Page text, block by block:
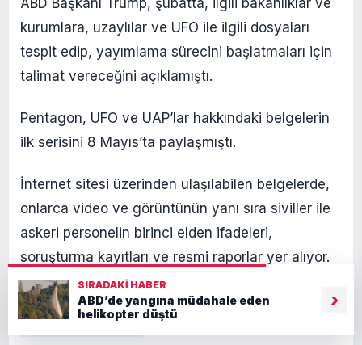
ABD Başkanı Trump, şubatta, ilgili bakanlıklar ve
kurumlara, uzaylılar ve UFO ile ilgili dosyaları
tespit edip, yayımlama sürecini başlatmaları için
talimat vereceğini açıklamıştı.
Pentagon, UFO ve UAP’lar hakkındaki belgelerin
ilk serisini 8 Mayıs’ta paylaşmıştı.
İnternet sitesi üzerinden ulaşılabilen belgelerde,
onlarca video ve görüntünün yanı sıra siviller ile
askeri personelin birinci elden ifadeleri,
soruşturma kayıtları ve resmi raporlar yer alıyor.
Belgeler Video
SIRADAKI HABER
ABD’de yangına müdahale eden
helikopter düştü
›